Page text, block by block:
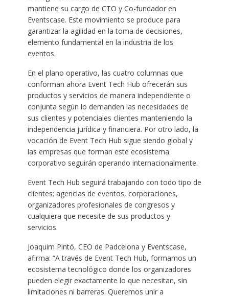
mantiene su cargo de CTO y Co-fundador en
Eventscase. Este movimiento se produce para
garantizar la agilidad en la toma de decisiones,
elemento fundamental en la industria de los
eventos.
En el plano operativo, las cuatro columnas que
conforman ahora Event Tech Hub ofrecerán sus
productos y servicios de manera independiente o
conjunta según lo demanden las necesidades de
sus clientes y potenciales clientes manteniendo la
independencia jurídica y financiera. Por otro lado, la
vocación de Event Tech Hub sigue siendo global y
las empresas que forman este ecosistema
corporativo seguirán operando internacionalmente.
Event Tech Hub seguirá trabajando con todo tipo de
clientes; agencias de eventos, corporaciones,
organizadores profesionales de congresos y
cualquiera que necesite de sus productos y
servicios.
Joaquim Pintó, CEO de Padcelona y Eventscase,
afirma: “A través de Event Tech Hub, formamos un
ecosistema tecnológico donde los organizadores
pueden elegir exactamente lo que necesitan, sin
limitaciones ni barreras. Queremos unir a